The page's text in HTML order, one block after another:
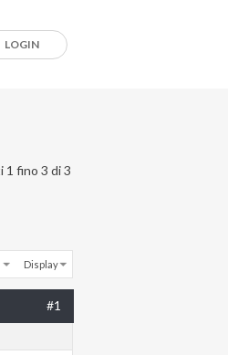
LOGIN
1 fino 3 di 3
Display
#1